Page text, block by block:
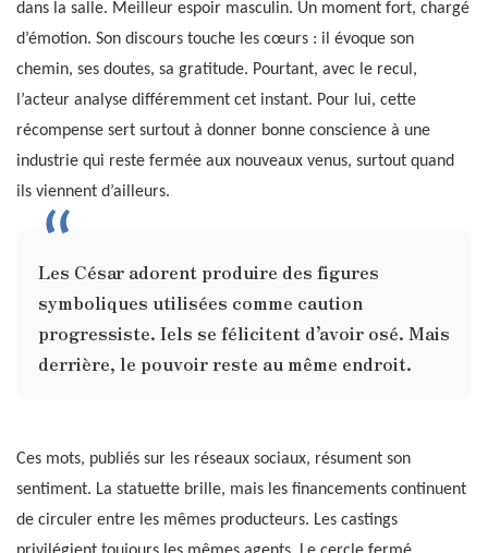
dans la salle. Meilleur espoir masculin. Un moment fort, chargé
d’émotion. Son discours touche les cœurs : il évoque son
chemin, ses doutes, sa gratitude. Pourtant, avec le recul,
l’acteur analyse différemment cet instant. Pour lui, cette
récompense sert surtout à donner bonne conscience à une
industrie qui reste fermée aux nouveaux venus, surtout quand
ils viennent d’ailleurs.
Les César adorent produire des figures
symboliques utilisées comme caution
progressiste. Iels se félicitent d’avoir osé. Mais
derrière, le pouvoir reste au même endroit.
Ces mots, publiés sur les réseaux sociaux, résument son
sentiment. La statuette brille, mais les financements continuent
de circuler entre les mêmes producteurs. Les castings